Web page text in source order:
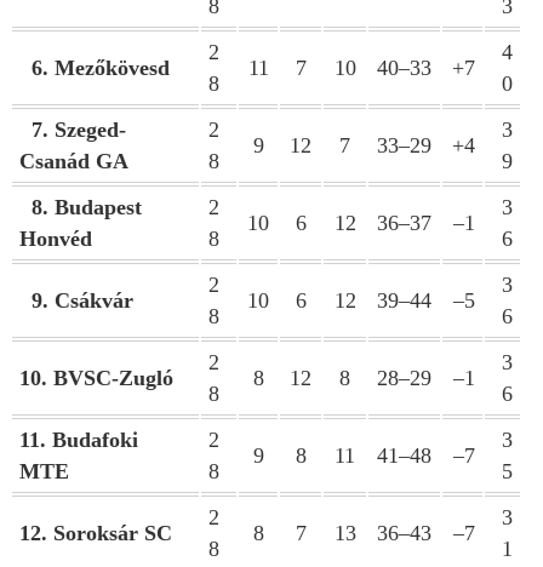
8 3
6. Mezőkövesd
2
8
11 7 10 40–33 +7
4
0
7. Szeged-
Csanád GA
2
8
9 12 7 33–29 +4
3
9
8. Budapest
Honvéd
2
8
10 6 12 36–37 –1
3
6
9. Csákvár
2
8
10 6 12 39–44 –5
3
6
10. BVSC-Zugló
2
8
8 12 8 28–29 –1
3
6
11. Budafoki
MTE
2
8
9 8 11 41–48 –7
3
5
12. Soroksár SC
2
8
8 7 13 36–43 –7
3
1